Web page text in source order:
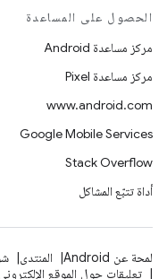
الحصول على المساعدة
مركز مساعدة Android
مركز مساعدة Pixel
www.android.com
Google Mobile Services
Stack Overflow
أداة تتبّع المشاكل
لمحة عن Android المنتدى
تعليقات حول الموقع الإلكتروني